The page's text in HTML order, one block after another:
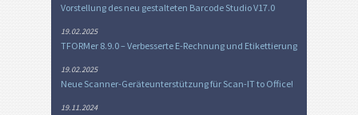
Vorstellung des neu gestalteten Barcode Studio V17.0
19.02.2025
TFORMer 8.9.0 – Verbesserte E-Rechnung und Etikettierung
19.02.2025
Neue Scanner-Geräteunterstützung für Scan-IT to Office!
19.11.2024